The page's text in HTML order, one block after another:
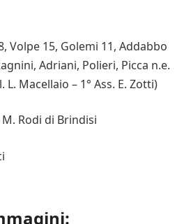
Volpe 15, Golemi 11, Addabbo
Adriani, Polieri, Picca n.e.
Macellaio – 1° Ass. E. Zotti)
Rodi di Brindisi